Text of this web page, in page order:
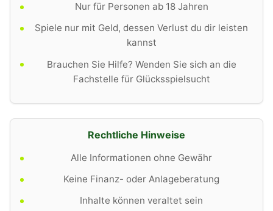
Nur für Personen ab 18 Jahren
Spiele nur mit Geld, dessen Verlust du dir leisten
kannst
Brauchen Sie Hilfe? Wenden Sie sich an die
Fachstelle für Glücksspielsucht
Rechtliche Hinweise
Alle Informationen ohne Gewähr
Keine Finanz- oder Anlageberatung
Inhalte können veraltet sein